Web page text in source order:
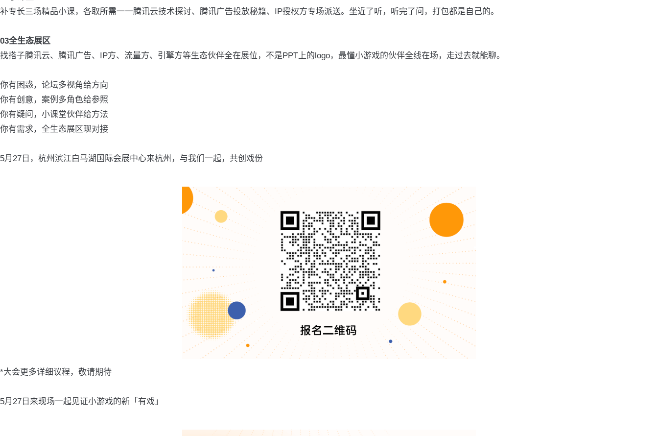
补专长三场精品小课，各取所需一一腾讯云技术探讨、腾讯广告投放秘籍、IP授权方专场派送。坐近了听，听完了问，打包都是自己的。
03全生态展区
找搭子腾讯云、腾讯广告、IP方、流量方、引擎方等生态伙伴全在展位，不是PPT上的logo，最懂小游戏的伙伴全线在场，走过去就能聊。
你有困惑，论坛多视角给方向
你有创意，案例多角色给参照
你有疑问，小课堂伙伴给方法
你有需求，全生态展区现对接
5月27日，杭州滨江白马湖国际会展中心来杭州，与我们一起，共创戏份
*大会更多详细议程，敬请期待
5月27日来现场一起见证小游戏的新「有戏」